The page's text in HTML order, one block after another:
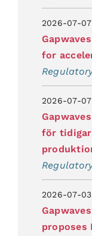
2026-07-07
for
2026-07-07
för
2026-07-03
proposes